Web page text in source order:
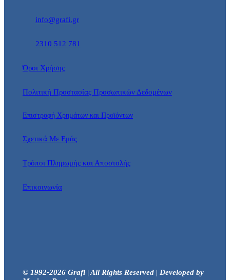
info@grafi.gr
2310 512 781
Όροι Χρήσης
Πολιτική Προστασίας Προσωπικών Δεδομένων
Επιστροφή Χρημάτων και Προϊόντων
Σχετικά Με Εμάς
Τρόποι Πληρωμής και Αποστολής
Επικοινωνία
© 1992-2026 Grafi | All Rights Reserved | Developed by